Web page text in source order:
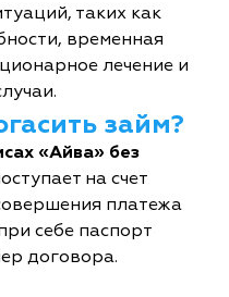
таких как
временная
лечение и
займ?
«Айва» без
на счет
платежа
себе паспорт
договора.